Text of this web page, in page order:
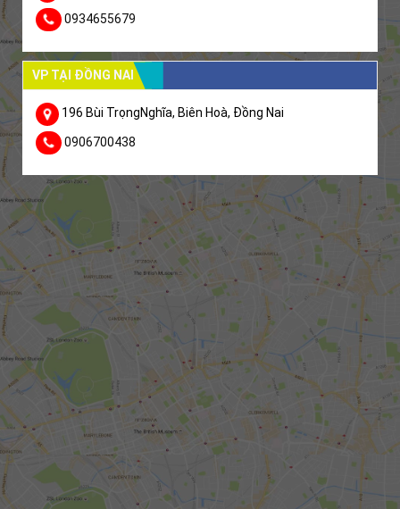
0934655679
VP TẠI ĐỒNG NAI
196 Bùi TrọngNghĩa, Biên Hoà, Đồng Nai
0906700438